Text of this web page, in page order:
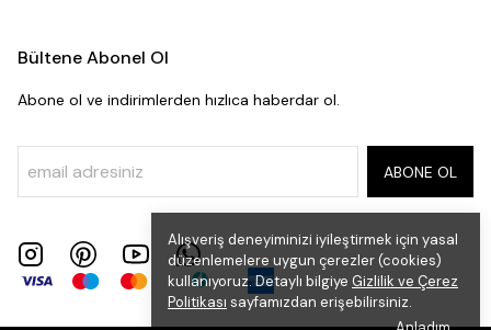
Alışveriş deneyiminizi iyileştirmek için yasal
düzenlemelere uygun çerezler (cookies)
kullanıyoruz. Detaylı bilgiye Gizlilik ve Çerez
Politikası sayfamızdan erişebilirsiniz.
Bültene Abonel Ol
Abone ol ve indirimlerden hızlıca haberdar ol.
ABONE OL